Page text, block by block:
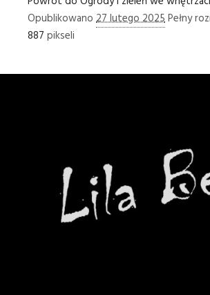
Opublikowano 27 lutego 2025Pełny
887 pikseli